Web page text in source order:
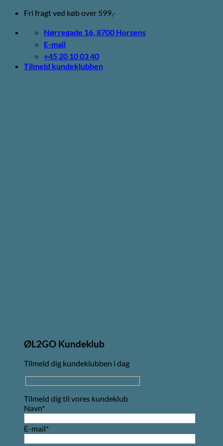
Fortsæt
indhold
Fri fragt ved køb over 599,-
Nørregade 16, 8700 Horsens
E-mail
+45 20 10 03 40
Tilmeld kundeklubben
ØL2GO Kundeklub
Tilmeld dig kundeklubben i dag
Tilmeld dig til vores kundeklub
Navn*
E-mail*